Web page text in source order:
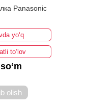
Panasonic
yo‘q
to‘lov
olish